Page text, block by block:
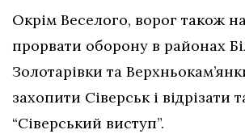
Окрім Веселого, ворог також
прорвати оборону в районах
Золотарівки та
захопити Сіверськ і відрізати
“Сіверський виступ”.